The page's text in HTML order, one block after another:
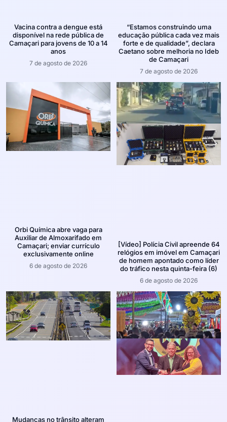
Vacina contra a dengue está
disponível na rede pública de
Camaçari para jovens de 10 a 14
anos
7 de agosto de 2026
“Estamos construindo uma
educação pública cada vez mais
forte e de qualidade”, declara
Caetano sobre melhoria no Ideb
de Camaçari
7 de agosto de 2026
Orbi Química abre vaga para
Auxiliar de Almoxarifado em
Camaçari; enviar currículo
exclusivamente online
6 de agosto de 2026
[Vídeo] Polícia Civil apreende 64
relógios em imóvel em Camaçari
de homem apontado como líder
do tráfico nesta quinta-feira (6)
6 de agosto de 2026
Mudanças no trânsito alteram